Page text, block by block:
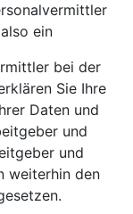
ein
bei der
Sie Ihre
Daten und
und
und
weiterhin den